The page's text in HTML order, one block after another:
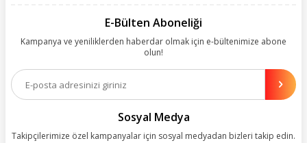
kolay, kusursuz ve keyifli bir alışveriş yolculuğu sunarken deneyiminize
olanakları sunuyoruz. Çalışmalarımızı müşterilerimizin memnuniyetini
esas alarak yürütüyoruz.
E-Bülten Aboneliği
Kampanya ve yeniliklerden haberdar olmak için e-bültenimize abone
olun!
Sosyal Medya
Takipçilerimize özel kampanyalar için sosyal medyadan bizleri takip edin.